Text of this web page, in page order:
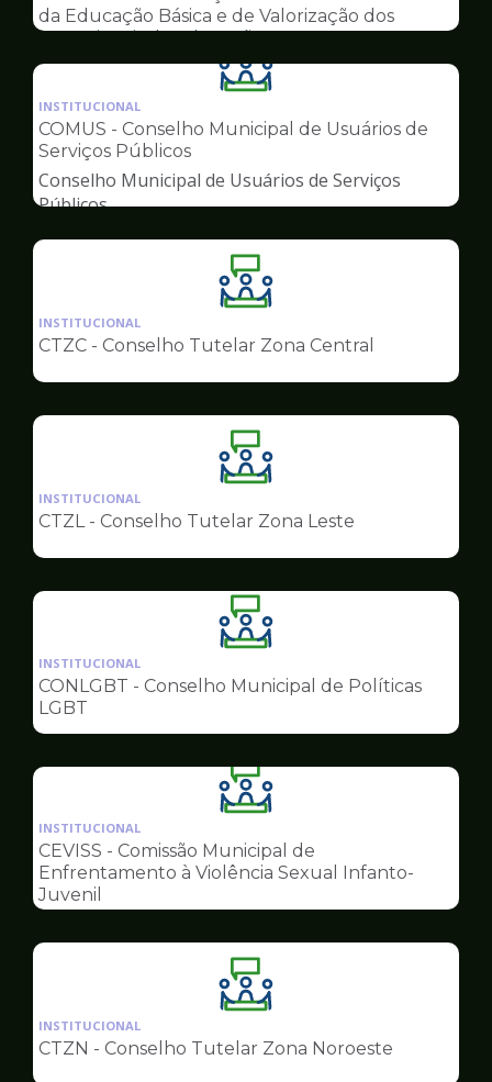
da Educação Básica e de Valorização dos
Profissionais da Educação
Ilustração
da
pagina
Conselhos
INSTITUCIONAL
COMUS - Conselho Municipal de Usuários de
Serviços Públicos
Conselho Municipal de Usuários de Serviços
Públicos
Ilustração
da
pagina
Conselhos
INSTITUCIONAL
CTZC - Conselho Tutelar Zona Central
Ilustração
da
pagina
Conselhos
INSTITUCIONAL
CTZL - Conselho Tutelar Zona Leste
Ilustração
da
pagina
Conselhos
INSTITUCIONAL
CONLGBT - Conselho Municipal de Políticas
LGBT
Ilustração
da
pagina
de
INSTITUCIONAL
CEVISS - Comissão Municipal de
Enfrentamento à Violência Sexual Infanto-
Juvenil
Ilustração
da
pagina
INSTITUCIONAL
CTZN - Conselho Tutelar Zona Noroeste